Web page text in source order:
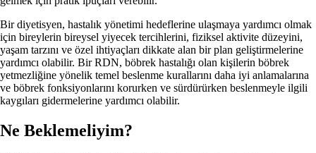
Bir diyetisyen, hastalık yönetimi hedeflerine ulaşmaya yardımcı olmak
için bireylerin bireysel yiyecek tercihlerini, fiziksel aktivite düzeyini,
yaşam tarzını ve özel ihtiyaçları dikkate alan bir plan geliştirmelerine
yardımcı olabilir. Bir RDN, böbrek hastalığı olan kişilerin böbrek
yetmezliğine yönelik temel beslenme kurallarını daha iyi anlamalarına
ve böbrek fonksiyonlarını korurken ve sürdürürken beslenmeyle ilgili
kaygıları gidermelerine yardımcı olabilir.
Ne Beklemeliyim?